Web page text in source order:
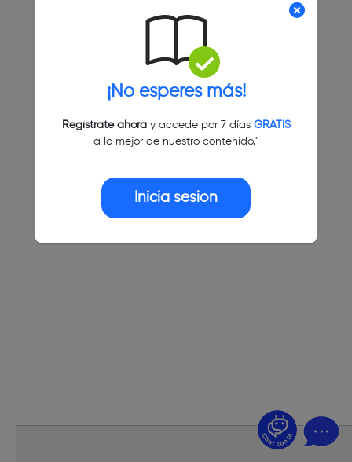
¡No esperes más!
Regístrate ahoray accede por 7 días GRATIS
a lo mejor de nuestro contenido."
Inicia sesión